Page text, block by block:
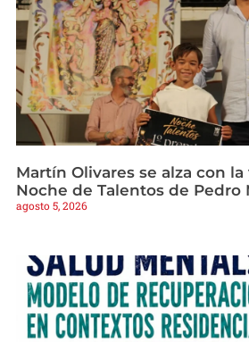
Martín Olivares se alza con
Noche de Talentos de Pedro
agosto 5, 2026